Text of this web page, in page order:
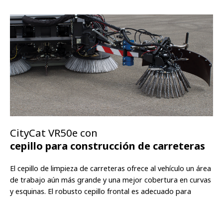
CityCat VR50e con
cepillo para construcción de carreteras
El cepillo de limpieza de carreteras ofrece al vehículo un área
de trabajo aún más grande y una mejor cobertura en curvas
y esquinas. El robusto cepillo frontal es adecuado para